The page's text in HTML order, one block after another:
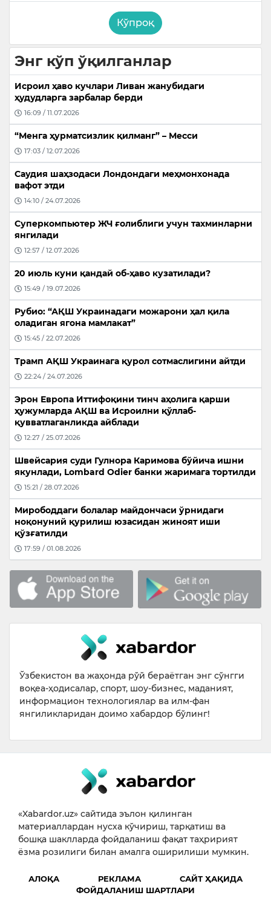
Кўпроқ
Энг кўп ўқилганлар
Исроил ҳаво кучлари Ливан жанубидаги
ҳудудларга зарбалар берди
16:09 / 11.07.2026
“Менга ҳурматсизлик қилманг” – Месси
17:03 / 12.07.2026
Саудия шаҳзодаси Лондондаги меҳмонхонада
вафот этди
14:10 / 24.07.2026
Суперкомпьютер ЖЧ ғолиблиги учун тахминларни
янгилади
12:57 / 12.07.2026
20 июль куни қандай об-ҳаво кузатилади?
15:49 / 19.07.2026
Рубио: “АҚШ Украинадаги можарони ҳал қила
оладиган ягона мамлакат”
15:45 / 22.07.2026
Трамп АҚШ Украинага қурол сотмаслигини айтди
22:24 / 24.07.2026
Эрон Европа Иттифоқини тинч аҳолига қарши
ҳужумларда АҚШ ва Исроилни қўллаб-
қувватлаганликда айблади
12:27 / 25.07.2026
Швейсария суди Гулнора Каримова бўйича ишни
якунлади, Lombard Odier банки жаримага тортилди
15:21 / 28.07.2026
Мирободдаги болалар майдончаси ўрнидаги
ноқонуний қурилиш юзасидан жиноят иши
қўзғатилди
17:59 / 01.08.2026
Ўзбекистон ва жаҳонда рўй бераётган энг сўнгги
воқеа-ҳодисалар, спорт, шоу-бизнес, маданият,
информацион технологиялар ва илм-фан
янгиликларидан доимо хабардор бўлинг!
«Xabardor.uz» сайтида эълон қилинган
материаллардан нусха кўчириш, тарқатиш ва
бошқа шаклларда фойдаланиш фақат таҳририят
ёзма розилиги билан амалга оширилиши мумкин.
АЛОҚА РЕКЛАМА
САЙТ ҲАҚИДА
ФОЙДАЛАНИШ ШАРТЛАРИ